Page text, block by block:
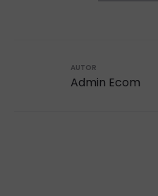
AUTOR
Admin Ecom